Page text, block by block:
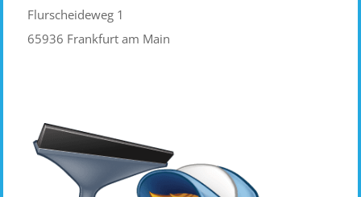
Flurscheideweg 1
65936 Frankfurt am Main